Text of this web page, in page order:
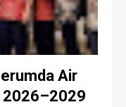
Air
2026–2029